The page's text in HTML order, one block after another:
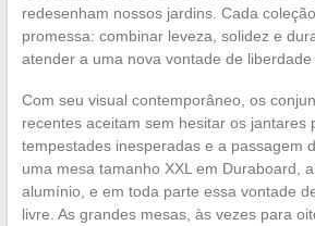
redesenham nossos jardins. Cada
promessa: combinar leveza, solidez e
atender a uma nova vontade de liberdade
Com seu visual contemporâneo, os
recentes aceitam sem hesitar os jantares
tempestades inesperadas e a passagem
uma mesa tamanho XXL em Duraboard,
alumínio, e em toda parte essa vontade
livre. As grandes mesas, às vezes para